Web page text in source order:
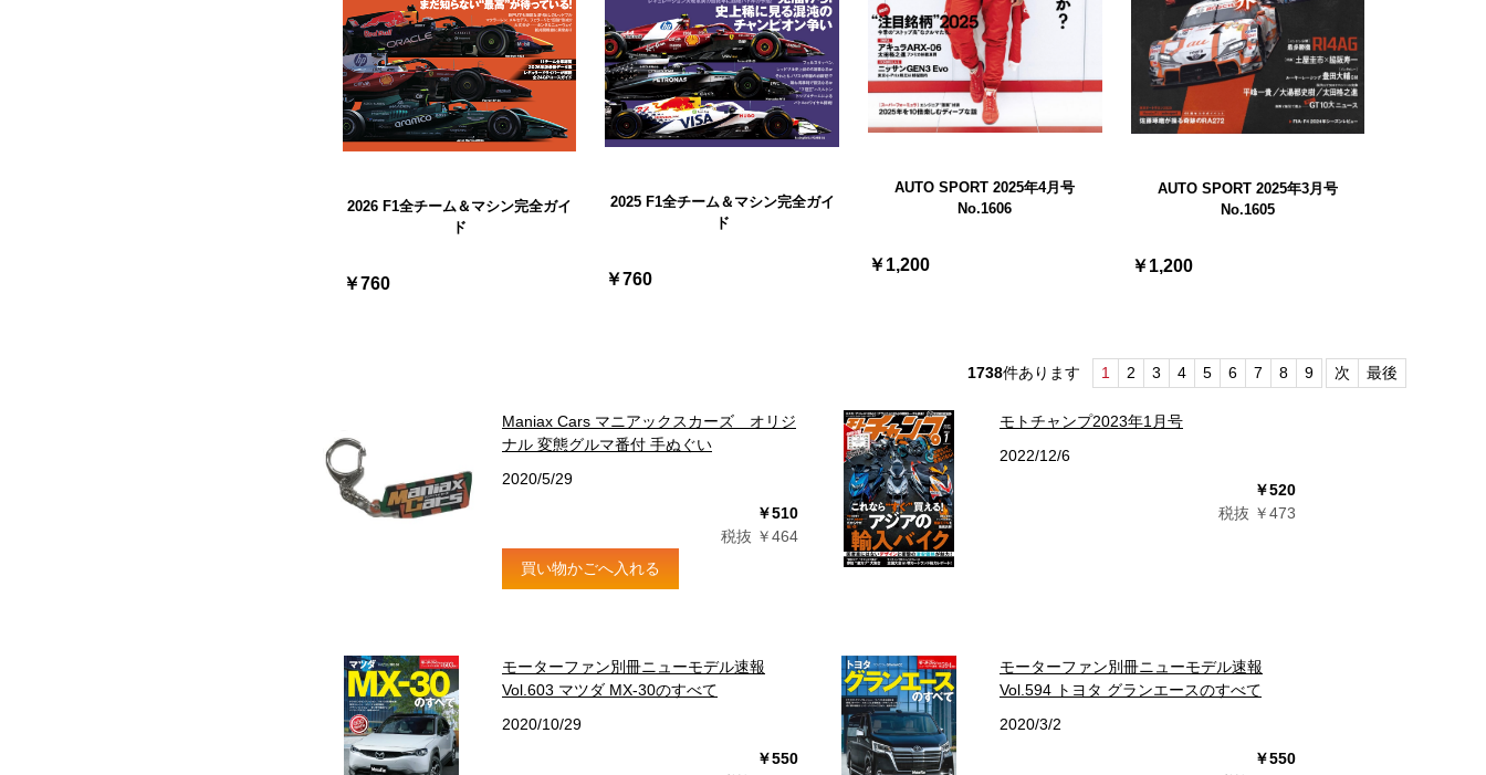
2026 F1全チーム＆マシン完全ガイ
ド
￥760
2025 F1全チーム＆マシン完全ガイ
ド
￥760
AUTO SPORT 2025年4月号
No.1606
￥1,200
AUTO SPORT 2025年3月号
No.1605
￥1,200
1738件あります 1 2 3 4 5 6 7 8 9 次 最後
Maniax Cars マニアックスカーズ オリジ
ナル 変態グルマ番付 手ぬぐい
2020/5/29
￥510
税抜 ￥464
買い物かごへ入れる
モトチャンプ2023年1月号
2022/12/6
￥520
税抜 ￥473
モーターファン別冊ニューモデル速報
Vol.603 マツダ MX-30のすべて
2020/10/29
￥550
モーターファン別冊ニューモデル速報
Vol.594 トヨタ グランエースのすべて
2020/3/2
￥550